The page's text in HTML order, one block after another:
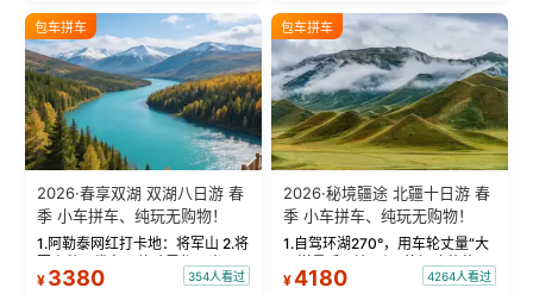
绝美瞬间。 赛湖坦克300跟车视
频：专业摄影师...
瓦人最大村落——禾木村，欣赏
晨雾与小木...
包车拼车
2026·春享双湖 双湖八日游 春
季 小车拼车、纯玩无购物！
1.阿勒泰网红打卡地：将军山 2.将
军山落日缆车，体验雪都风光 3.
将军山，夕阳派对，蹦迪party 4.
¥ 3380 354人看过
包车拼车
2026·秘境疆途 北疆十日游 春
季 小车拼车、纯玩无购物！
1.自驾环湖270°，用车轮丈量“大
西洋最后一滴眼泪”的极致蔚蓝，
让雪山、花海与深邃湖水在转弯
¥4180 4264人看过